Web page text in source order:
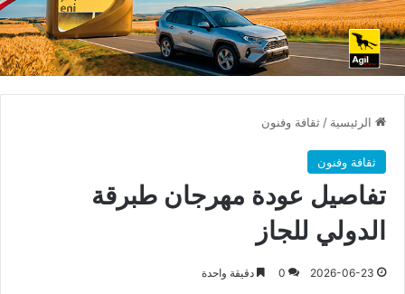
الرئيسية / ثقافة وفنون
ثقافة وفنون
تفاصيل عودة مهرجان طبرقة
الدولي للجاز
2026-06-23
0 دقيقة واحدة